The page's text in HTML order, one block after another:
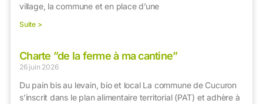
village, la commune et en place d’une
Suite >
Charte ”de la ferme à ma cantine”
26 juin 2026
Du pain bis au levain, bio et local La commune de Cucuron
s’inscrit dans le plan alimentaire territorial (PAT) et adhère à